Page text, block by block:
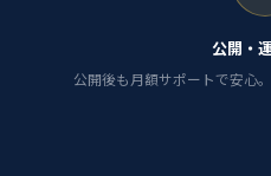
公開・
公開後も月額サポートで安心